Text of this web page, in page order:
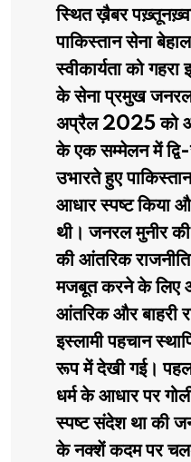
स्थित ख़ैबर
पाकिस्तान सेना
स्वीकार्यता को
के सेना प्रमुख
अप्रैल 2025 को
के एक सम्मेलन में द्वि-
उभारते हुए
आधार स्पष्ट किया
थी। जनरल मुनीर की
की आंतरिक
मजबूत करने के लिए
आंतरिक और बाहरी
इस्लामी पहचान
रूप में देखी गई।
धर्म के आधार पर
स्पष्ट संदेश था की
के नक्शें कदम पर